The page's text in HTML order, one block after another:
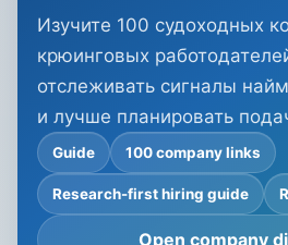
Изучите 100 судоходных
крюинговых
отслеживать сигналы
и лучше планировать
Guide 100 company links
Research-first hiring guide
Open company